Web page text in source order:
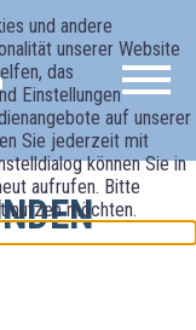
und andere
unserer Website
das
Einstellungen
auf unserer
Sie jederzeit mit
können Sie in
aufrufen. Bitte
nutzen möchten.